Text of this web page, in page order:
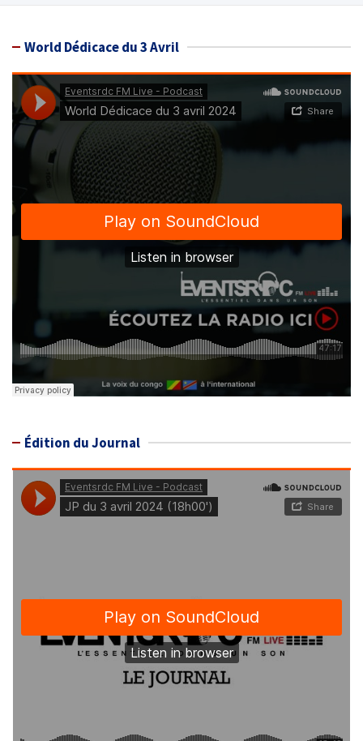
World Dédicace du 3 Avril
Édition du Journal